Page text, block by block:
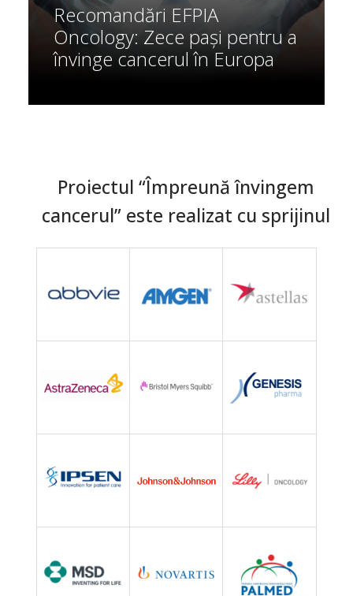
Recomandări EFPIA
Oncology: Zece pași pentru a
învinge cancerul în Europa
Proiectul “Împreună învingem
cancerul” este realizat cu sprijinul